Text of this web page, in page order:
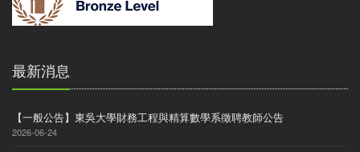
最新消息
【一般公告】東吳大學財務工程與精算數學系徵聘教師公告
2026-06-24